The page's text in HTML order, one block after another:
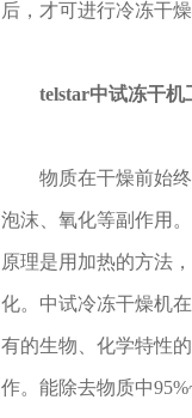
后，才可进行冷冻干
telstar中试冻干机
物质在干燥前始终
泡沫、氧化等副作用
原理是用加热的方法
化。中试冷冻干燥机
有的生物、化学特性
作。能除去物质中